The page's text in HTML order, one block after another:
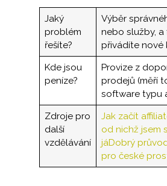
Jaký
problém
řešíte?
Výběr
nebo služby, a
přivádíte nové
Kde jsou
peníze?
Provize z
prodejů (měří
software typu
Zdroje pro
další
vzdělávání
Jak začít
od nichž jsem
jáDobrý
pro české